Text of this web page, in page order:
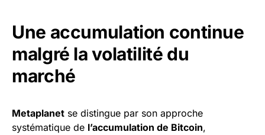
Une accumulation continue
malgré la volatilité du
marché
Metaplanet se distingue par son approche
systématique de l’accumulation de Bitcoin,